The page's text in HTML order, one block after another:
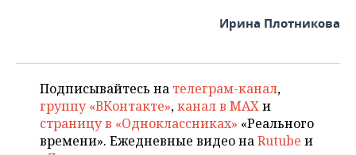
Ирина Плотникова
Подписывайтесь на телеграм-канал,
группу «ВКонтакте»,канал в MAXи
страницу в «Одноклассниках» «Реального
времени». Ежедневные видео наRutube и